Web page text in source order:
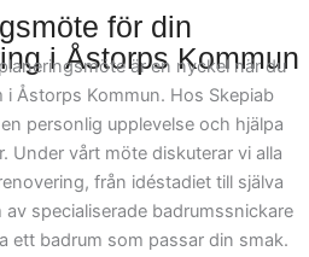
för din
i Åstorps Kommun
är en nyckel när du
Åstorps Kommun. Hos Skepiab
personlig upplevelse och hjälpa
Under vårt möte diskuterar vi alla
från idéstadiet till själva
specialiserade badrumssnickare
ett badrum som passar din smak.